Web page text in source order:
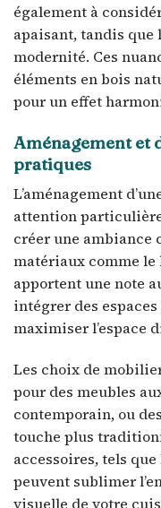
également à
apaisant, tandis que
modernité. Ces
éléments en bois
pour un effet
Aménagement et
pratiques
L’aménagement
attention
créer une ambiance
matériaux comme
apportent une note
intégrer des
maximiser l’espace
Les choix de
pour des meubles
contemporain, ou
touche plus
accessoires, tels
peuvent sublimer
visuelle de votre